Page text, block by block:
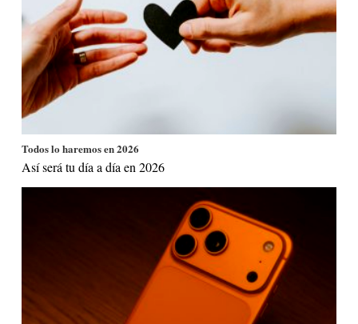
Todos lo haremos en 2026
Así será tu día a día en 2026